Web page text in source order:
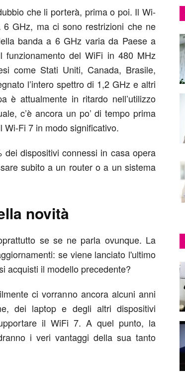
che li porterà, prima o poi. Il Wi-
GHz, ma ci sono restrizioni che ne
banda a 6 GHz varia da Paese a
funzionamento del WiFi in 480 MHz
come Stati Uniti, Canada, Brasile,
l’intero spettro di 1,2 GHz e altri
è attualmente in ritardo nell’utilizzo
c’è ancora un po’ di tempo prima
Fi 7 in modo significativo.
dei dispositivi connessi in casa opera
subito a un router o a un sistema
novità
se se ne parla ovunque. La
se viene lanciato l'ultimo
acquisti il modello precedente?
ci vorranno ancora alcuni anni
dei laptop e degli altri dispositivi
il WiFi 7. A quel punto, la
i veri vantaggi della sua tanto